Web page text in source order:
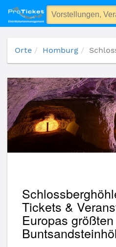
Schlossberghöhlen Homburg
Orte Homburg
Tickets &
Europas größten